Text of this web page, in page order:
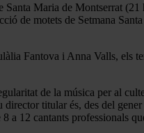
Maria de Montserrat
de motets de Setmana
Fantova i Anna Valls, els
de la música per al
titular és, des del
12 cantants professionals